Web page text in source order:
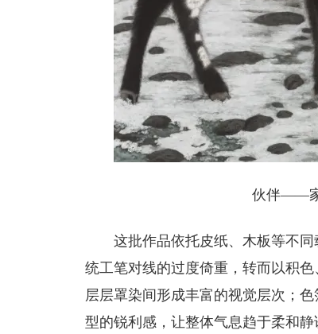
伙伴——家
这批作品依托皮纸、木板等不
统工笔对线的过度倚重，转而以积
层层罩染间形成丰富的视觉层次；
型的锐利感，让整体气息趋于柔和